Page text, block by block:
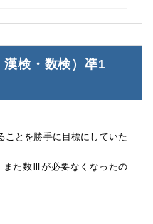
漢検・数検）凖1
ことを勝手に目標にしていた
また数Ⅲが必要なくなったの